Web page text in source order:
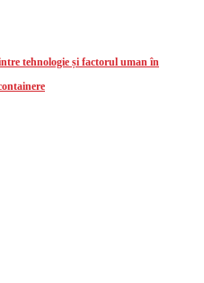
tehnologie și factorul uman în